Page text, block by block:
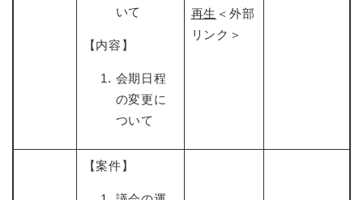
いて
【内容】
会期日程
の変更に
ついて
再生 ＜外部
リンク＞
【案件】